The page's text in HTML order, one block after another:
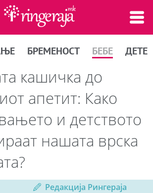
БРЕМЕНОСТ БЕБЕ ДЕТЕ
кашичка до
апетит: Како
и детството
нашата врска
Редакција Рингераја